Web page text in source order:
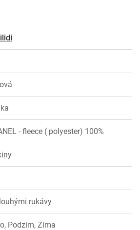
- fleece ( polyester) 100%
rukávy
Podzim, Zima